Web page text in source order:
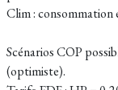
Clim :
Scénarios COP
(optimiste).